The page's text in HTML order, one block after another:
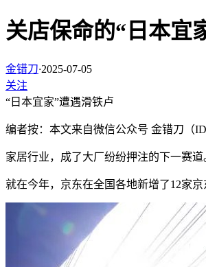
关店保命的“日本宜
金错刀·2025-07-05
关注
“日本宜家”遭遇滑铁卢
编者按：本文来自微信公众号 金错刀（
家居行业，成了大厂纷纷押注的下一赛道
就在今年，京东在全国各地新增了12家